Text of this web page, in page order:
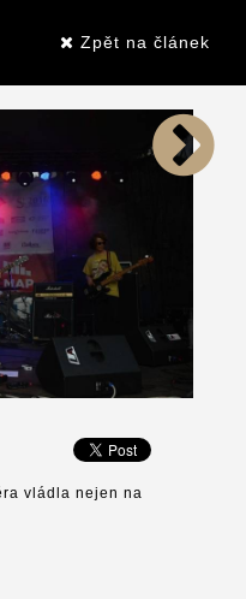
Zpět na článek
vládla nejen na